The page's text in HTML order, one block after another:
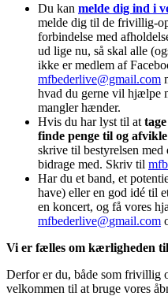
Du kan melde dig ind i
melde dig til de frivillig-
forbindelse med
ud lige nu, så skal alle
ikke er medlem af
mfbederlive@gmail.com
hvad du gerne vil hjælpe
mangler hænder.
Hvis du har lyst til at
finde penge til og
skrive til bestyrelsen med
bidrage med. Skriv til
Har du et band, et
have) eller en god idé til
en koncert, og få vores
mfbederlive@gmail.com
Vi er fælles om kærligheden
Derfor er du, både som
velkommen til at bruge vores